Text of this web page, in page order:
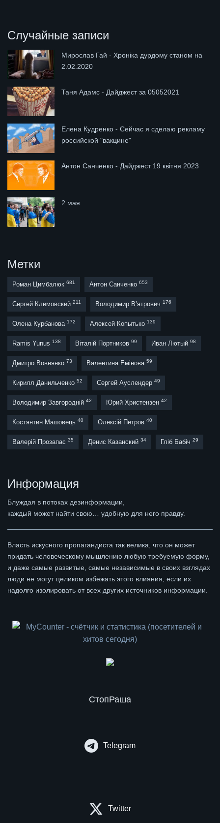
Случайные записи
Мирослав Гай - Хроніка дурдому станом на
2.02.2020
Таня Адамс - Дайджест за 05052021
Елена Кудренко - Сейчас я сделаю рекламу
российской "вакцине"
Антон Санченко - Дайджест 19 квітня 2023
2 мая
Метки
Роман Цимбалюк 681 Антон Санченко 653
Сергей Климовский 211 Володимир В’ятрович 176
Олена Курбанова 172 Алексей Копытько 139
Ramis Yunus 138 Віталій Портников 99 Иван Лютый 98
Дмитро Вовнянко 73 Валентина Емінова 59
Кирилл Данильченко 52 Сергей Ауслендер 49
Володимир Завгородній 42 Юрий Христензен 42
Костянтин Машовець 40 Олексій Петров 40
Валерій Прозапас 35 Денис Казанский 34 Гліб Бабіч 29
Информация
Блуждая в потоках дезинформации,
каждый может найти свою… удобную для него правду.
Власть искусного пропагандиста так велика, что он может
придать человеческому мышлению любую требуемую форму,
и даже самые развитые, самые независимые в своих взглядах
люди не могут целиком избежать этого влияния, если их
надолго изолировать от всех других источников информации.
СтопРаша
Telegram
Twitter